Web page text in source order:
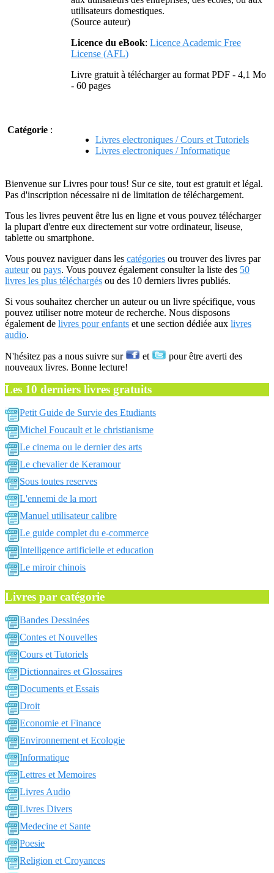
utilisateurs domestiques.
(Source auteur)
Licence du eBook: Licence Academic Free
License (AFL)
Livre gratuit à télécharger au format PDF - 4,1 Mo
- 60 pages
Catégorie :
Livres electroniques / Cours et Tutoriels
Livres electroniques / Informatique
Bienvenue sur Livres pour tous! Sur ce site, tout est gratuit et légal.
Pas d'inscription nécessaire ni de limitation de téléchargement.
Tous les livres peuvent être lus en ligne et vous pouvez télécharger
la plupart d'entre eux directement sur votre ordinateur, liseuse,
tablette ou smartphone.
Vous pouvez naviguer dans les catégories ou trouver des livres par
auteurou pays. Vous pouvez également consulter la liste des 50
livres les plus téléchargés ou des 10 derniers livres publiés.
Si vous souhaitez chercher un auteur ou un livre spécifique, vous
pouvez utiliser notre moteur de recherche. Nous disposons
également de livres pour enfants et une section dédiée aux livres
audio.
N'hésitez pas a nous suivre sur et
pour être averti des
nouveaux livres. Bonne lecture!
Les 10 derniers livres gratuits
Petit Guide de Survie des Etudiants
Michel Foucault et le christianisme
Le cinema ou le dernier des arts
Le chevalier de Keramour
Sous toutes reserves
L'ennemi de la mort
Manuel utilisateur calibre
Le guide complet du e-commerce
Intelligence artificielle et education
Le miroir chinois
Livres par catégorie
Bandes Dessinées
Contes et Nouvelles
Cours et Tutoriels
Dictionnaires et Glossaires
Documents et Essais
Droit
Economie et Finance
Environnement et Ecologie
Informatique
Lettres et Memoires
Livres Audio
Livres Divers
Medecine et Sante
Poesie
Religion et Croyances